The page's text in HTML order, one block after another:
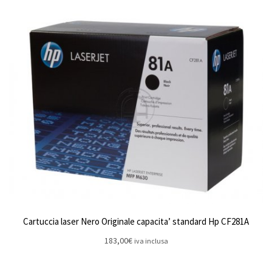
Cartuccia laser Nero Originale capacita’ standard Hp CF281A
183,00€ iva inclusa